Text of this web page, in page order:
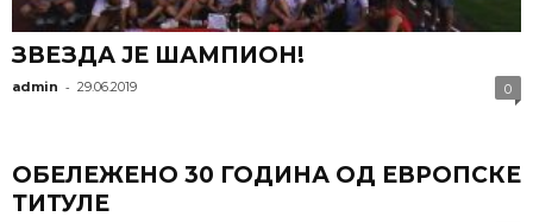
ЗВЕЗДА ЈЕ ШАМПИОН!
admin - 29.06.2019 0
ОБЕЛЕЖЕНО 30 ГОДИНА ОД ЕВРОПСКЕ
ТИТУЛЕ